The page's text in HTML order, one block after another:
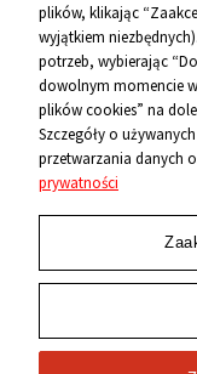
plików, klikając
wyjątkiem
potrzeb, wybierając
dowolnym momencie
plików cookies” na
Szczegóły o
przetwarzania danych
prywatności